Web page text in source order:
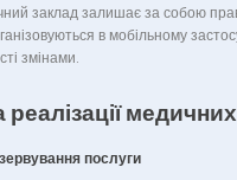
заклад залишає за собою
в мобільному
змінами.
послуги